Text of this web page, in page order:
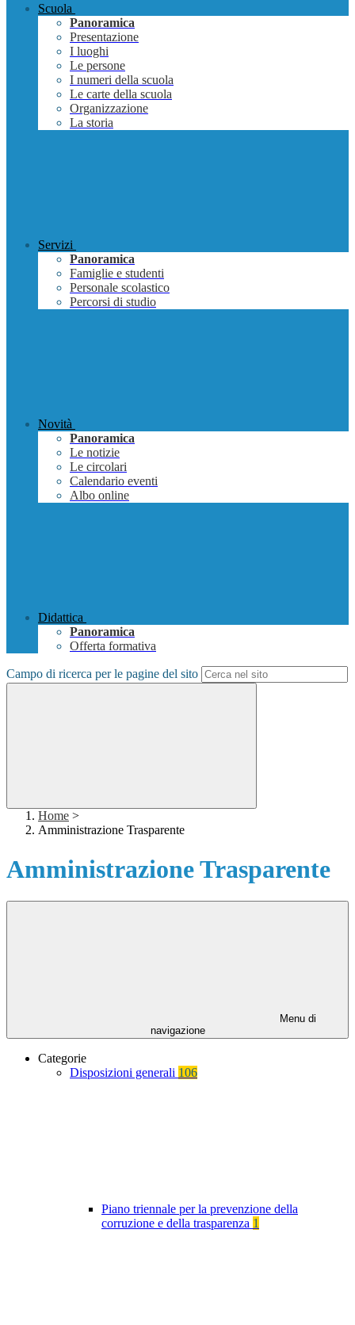
Scuola
Panoramica
Presentazione
I luoghi
Le persone
I numeri della scuola
Le carte della scuola
Organizzazione
La storia
Servizi
Panoramica
Famiglie e studenti
Personale scolastico
Percorsi di studio
Novità
Panoramica
Le notizie
Le circolari
Calendario eventi
Albo online
Didattica
Panoramica
Offerta formativa
Campo di ricerca per le pagine del sito
Home >
Amministrazione Trasparente
Amministrazione Trasparente
Menu di
navigazione
Categorie
Disposizioni generali 106
Piano triennale per la prevenzione della
corruzione e della trasparenza 1